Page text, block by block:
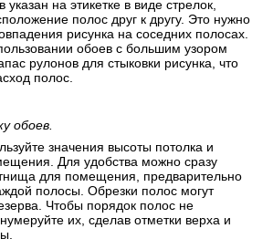
указан на этикетке в виде стрелок,
полос друг к другу. Это нужно
рисунка на соседних полосах.
обоев с большим узором
рулонов для стыковки рисунка, что
полос.
обоев.
значения высоты потолка и
Для удобства можно сразу
для помещения, предварительно
полосы. Обрезки полос могут
Чтобы порядок полос не
их, сделав отметки верха и